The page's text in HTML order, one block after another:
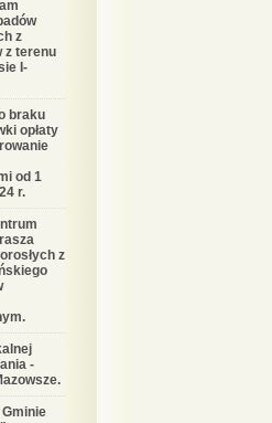
z
z terenu
I-
braku
opłaty
od 1
r.
z
-